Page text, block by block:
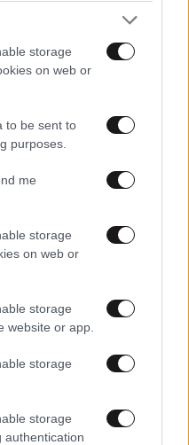
storage
on web or
to be sent to
purposes.
me
storage
on web or
storage
website or app.
storage
storage
authentication
Μια
ταινίας και μετρά